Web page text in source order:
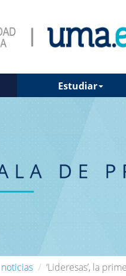
Estudiar
noticias ‘Lideresas’, la